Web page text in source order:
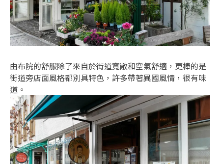
由布院的舒服除了來自於街道寬敞和空氣舒適，更棒的是
街道旁店面風格都別具特色，許多帶著異國風情，很有味
道。